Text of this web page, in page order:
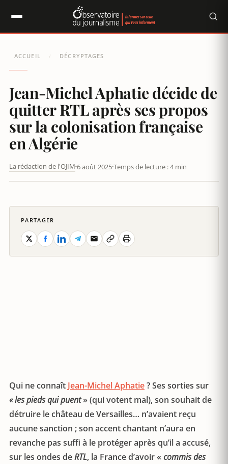
ACCUEIL / DÉCRYPTAGES
Jean-Michel Aphatie décide de
quitter RTL après ses propos
sur la colonisation française
en Algérie
La rédaction de l'OJIM 6 août 2025Temps de lecture : 4 min
Qui ne connaît Jean-Michel Aphatie? Ses sorties sur
« les pieds qui puent» (qui votent mal), son souhait de
détruire le château de Versailles… n’avaient reçu
aucune sanction ; son accent chantant n’aura en
revanche pas suffi à le protéger après qu’il a accusé,
sur les ondes deRTL, la France d’avoir « commis des
PARTAGER
Panneau de gestion des cookies